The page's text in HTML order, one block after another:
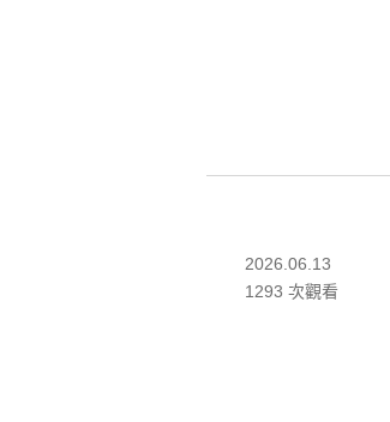
2026.06.13
1293 次觀看